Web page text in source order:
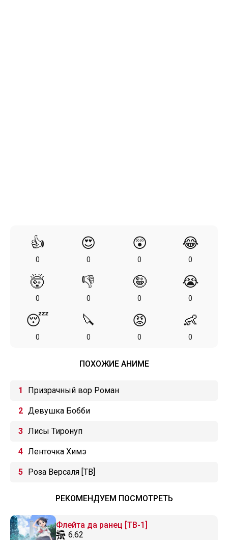
👍
0
😍
0
😲
0
😂
0
🤯
0
👎
0
🤪
0
😭
0
😴
0
🔪
0
😡
0
👶
0
ПОХОЖИЕ АНИМЕ
Призрачный вор Роман
Девушка Бобби
Лисы Тиронуп
Ленточка Химэ
Роза Версаля [ТВ]
РЕКОМЕНДУЕМ ПОСМОТРЕТЬ
Флейта да ранец [ТВ-1]
6.62